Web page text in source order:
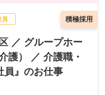
積極採用
員
／ グループホー
護） ／ 介護職・
員』のお仕事